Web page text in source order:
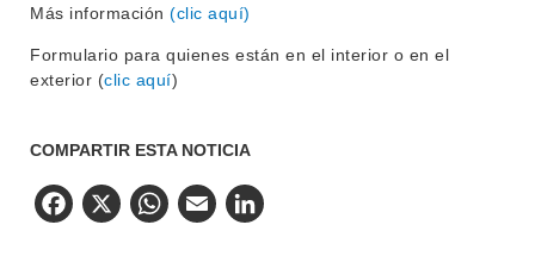
Más información (clic aquí)
Formulario para quienes están en el interior o en el
exterior (clic aquí)
COMPARTIR ESTA NOTICIA
Facebook
X WhatsApp
Email